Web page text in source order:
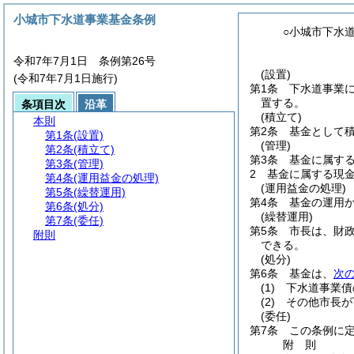
○小城市下水
(設置)
第1条
下水道事業
置する。
(積立て)
第2条
基金として
(管理)
第3条
基金に属す
2
基金に属する現
(運用益金の処理)
第4条
基金の運用
(繰替運用)
第5条
市長は、財
できる。
(処分)
第6条
基金は、 次
(1)
下水道事業
(2)
その他市長
(委任)
第7条
この条例に
附 則
小城市下水道事業基金条例
令和7年7月1日 条例第26号
(令和7年7月1日施行)
条項目次
沿革
本則
第1条(設置)
第2条(積立て)
第3条(管理)
第4条(運用益金の処理)
第5条(繰替運用)
第6条(処分)
第7条(委任)
附則